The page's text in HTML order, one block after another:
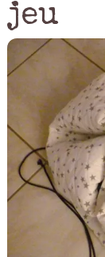
jeu